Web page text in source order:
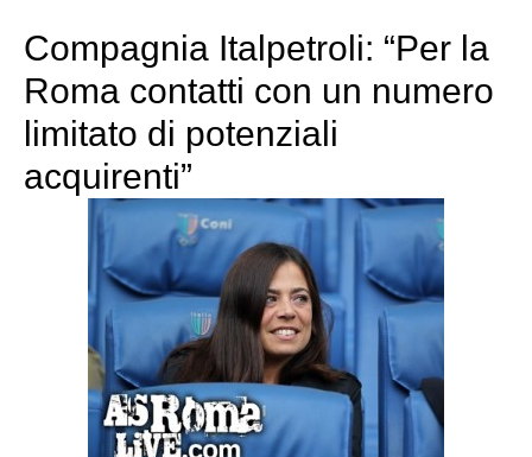
Compagnia Italpetroli: “Per la
Roma contatti con un numero
limitato di potenziali
acquirenti”